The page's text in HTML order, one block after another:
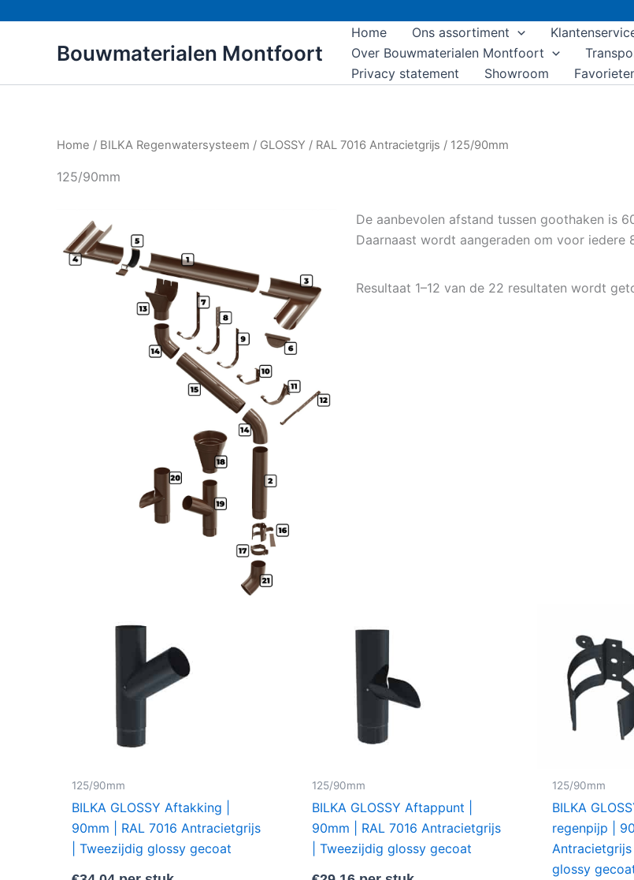
Bouwmaterialen Montfoort
Home Ons assortiment
Over Bouwmaterialen Montfoort
Privacy statement
Showroom
Home / BILKA Regenwatersysteem / GLOSSY / RAL 7016 Antracietgrijs / 125/90mm
125/90mm
De aanbevolen afstand tussen goothaken is
Daarnaast wordt aangeraden om voor
Resultaat 1–12 van de 22 resultaten wordt
125/90mm
BILKA GLOSSY Aftakking |
90mm | RAL 7016 Antracietgrijs
| Tweezijdig glossy gecoat
125/90mm
BILKA GLOSSY Aftappunt |
90mm | RAL 7016 Antracietgrijs
| Tweezijdig glossy gecoat
125/90mm
BILKA
regenpijp |
glossy